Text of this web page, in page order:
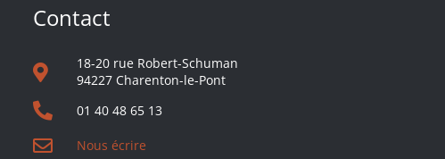
Contact
18-20 rue Robert-Schuman
94227 Charenton-le-Pont
01 40 48 65 13
Nous écrire